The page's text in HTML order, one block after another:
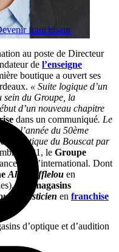
franchiseur
au poste de Directeur
de l’enseigne
boutique a ouvert ses
« Suite logique d’un
sein du Groupe, la
d’un nouveau chapitre
dans un communiqué. Le
l’année du 50ème
boutique du Bouscat par
2021, le Groupe
et à l’international. Dont
Alain Afflelou en
330
magasins
Acousticien en franchise
d’optique et d’audition